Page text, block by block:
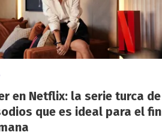
en Netflix: la serie turca de
que es ideal para el fin